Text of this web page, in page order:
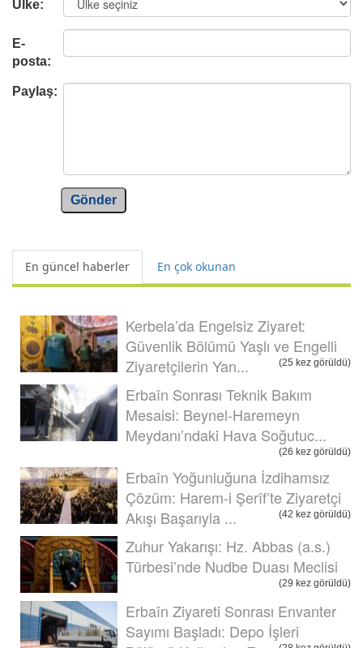
Ülke:
E-
posta:
Paylaş:
Gönder
En güncel haberler En çok okunan
Kerbela’da Engelsiz Ziyaret:
Güvenlik Bölümü Yaşlı ve Engelli
Ziyaretçilerin Yan...
(25 kez görüldü)
Erbaîn Sonrası Teknik Bakım
Mesaisi: Beynel-Haremeyn
Meydanı’ndaki Hava Soğutuc...
(26 kez görüldü)
Erbaîn Yoğunluğuna İzdihamsız
Çözüm: Harem-i Şerîf’te Ziyaretçi
Akışı Başarıyla ...
(42 kez görüldü)
Zuhur Yakarışı: Hz. Abbas (a.s.)
Türbesi’nde Nudbe Duası Meclisi
(29 kez görüldü)
Erbaîn Ziyareti Sonrası Envanter
Sayımı Başladı: Depo İşleri